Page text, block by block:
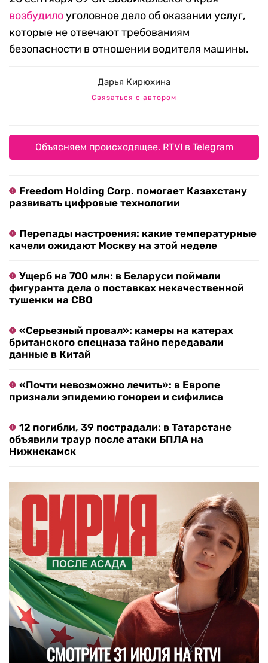
возбудилоуголовное дело об оказании услуг,
которые не отвечают требованиям
безопасности в отношении водителя машины.
Дарья Кирюхина
Связаться с автором
Объясняем происходящее. RTVI в Telegram
Freedom Holding Corp. помогает Казахстану
развивать цифровые технологии
Перепады настроения: какие температурные
качели ожидают Москву на этой неделе
Ущерб на 700 млн: в Беларуси поймали
фигуранта дела о поставках некачественной
тушенки на СВО
«Серьезный провал»: камеры на катерах
британского спецназа тайно передавали
данные в Китай
«Почти невозможно лечить»: в Европе
признали эпидемию гонореи и сифилиса
12 погибли, 39 пострадали: в Татарстане
объявили траур после атаки БПЛА на
Нижнекамск